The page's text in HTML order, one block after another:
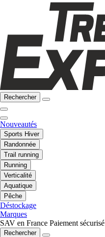
Rechercher
Nouveautés
Sports Hiver
Randonnée
Trail running
Running
Verticalité
Aquatique
Pêche
Déstockage
Marques
SAV en France Paiement sécurisé
Rechercher